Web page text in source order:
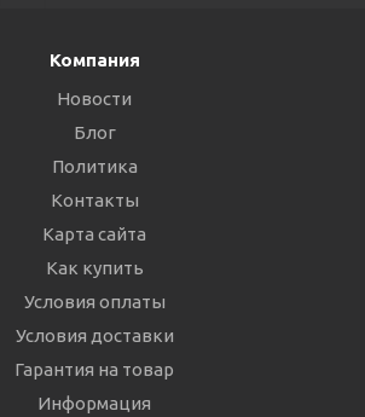
Компания
Новости
Блог
Политика
Контакты
Карта сайта
Как купить
Условия оплаты
Условия доставки
Гарантия на товар
Информация